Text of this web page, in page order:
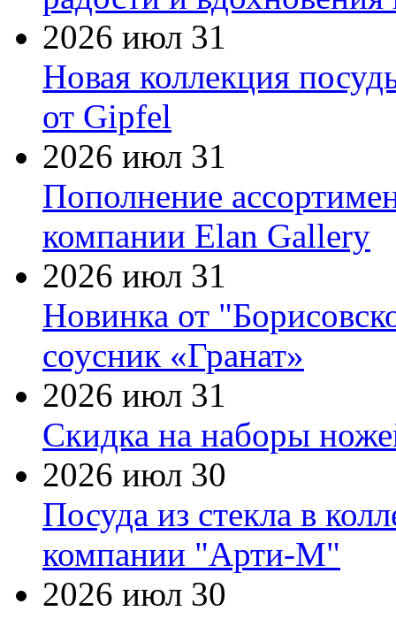
2026 июл 31
Новая коллекция
от Gipfel
2026 июл 31
Пополнение
компании Elan Gallery
2026 июл 31
Новинка от
соусник «Гранат»
2026 июл 31
Скидка на наборы
2026 июл 30
Посуда из стекла в
компании "Арти-М"
2026 июл 30